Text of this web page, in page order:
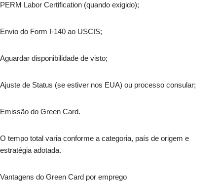
PERM Labor Certification (quando exigido);
Envio do Form I-140 ao USCIS;
Aguardar disponibilidade de visto;
Ajuste de Status (se estiver nos EUA) ou processo consular;
Emissão do Green Card.
O tempo total varia conforme a categoria, país de origem e
estratégia adotada.
Vantagens do Green Card por emprego